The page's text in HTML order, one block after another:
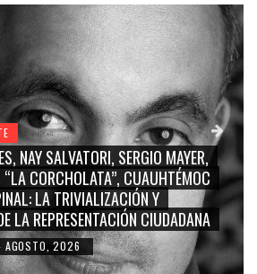
NAY SALVATORI, SERGIO MAYER,
CORCHOLATA”, CUAUHTÉMOC
LA TRIVIALIZACIÓN Y
LA REPRESENTACIÓN CIUDADANA
AGOSTO, 2026